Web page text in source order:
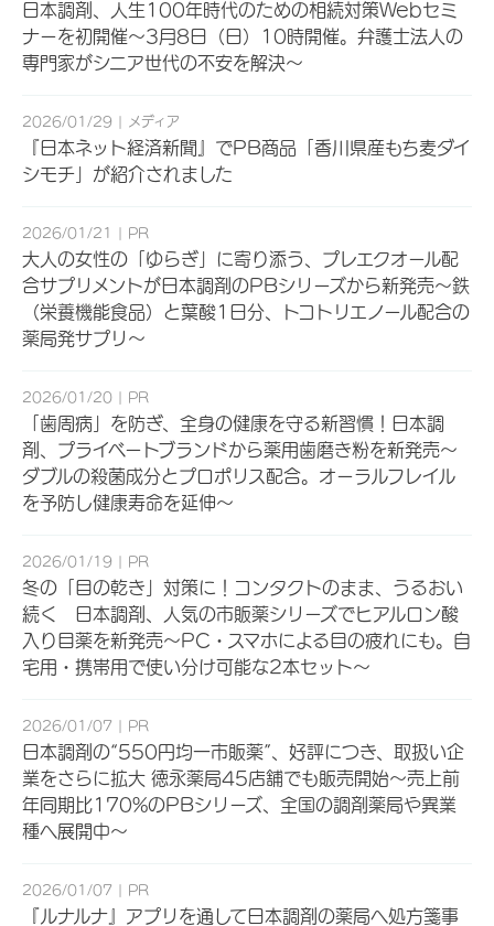
日本調剤、人生100年時代のための相続対策Webセミ
ナーを初開催～3月8日（日）10時開催。弁護士法人の
専門家がシニア世代の不安を解決～
2026/01/29 メディア
『日本ネット経済新聞』でPB商品「香川県産もち麦ダイ
シモチ」が紹介されました
2026/01/21 PR
大人の女性の「ゆらぎ」に寄り添う、プレエクオール配
合サプリメントが日本調剤のPBシリーズから新発売～鉄
（栄養機能食品）と葉酸1日分、トコトリエノール配合の
薬局発サプリ～
2026/01/20 PR
「歯周病」を防ぎ、全身の健康を守る新習慣！日本調
剤、プライベートブランドから薬用歯磨き粉を新発売～
ダブルの殺菌成分とプロポリス配合。オーラルフレイル
を予防し健康寿命を延伸～
2026/01/19 PR
冬の「目の乾き」対策に！コンタクトのまま、うるおい
続く 日本調剤、人気の市販薬シリーズでヒアルロン酸
入り目薬を新発売～PC・スマホによる目の疲れにも。自
宅用・携帯用で使い分け可能な2本セット～
2026/01/07 PR
日本調剤の“550円均一市販薬”、好評につき、取扱い企
業をさらに拡大 徳永薬局45店舗でも販売開始～売上前
年同期比170%のPBシリーズ、全国の調剤薬局や異業
種へ展開中～
2026/01/07 PR
『ルナルナ』アプリを通して日本調剤の薬局へ処方箋事